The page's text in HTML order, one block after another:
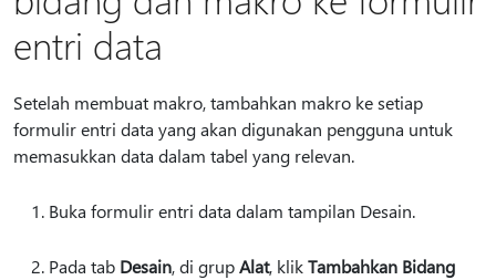
entri data
Setelah membuat makro, tambahkan makro ke setiap
formulir entri data yang akan digunakan pengguna untuk
memasukkan data dalam tabel yang relevan.
Buka formulir entri data dalam tampilan Desain.
Pada tab Desain, di grupAlat, klikTambahkan Bidang